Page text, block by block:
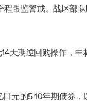
跟监警戒。战区部
天期逆回购操作，中
元的5-10年期债券，